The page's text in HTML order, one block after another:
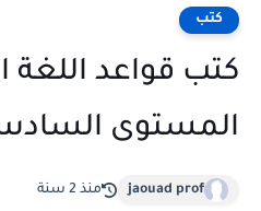
كتب
كتب قواعد اللغة
المستوى السادس
jaouad prof منذ 2 سنة